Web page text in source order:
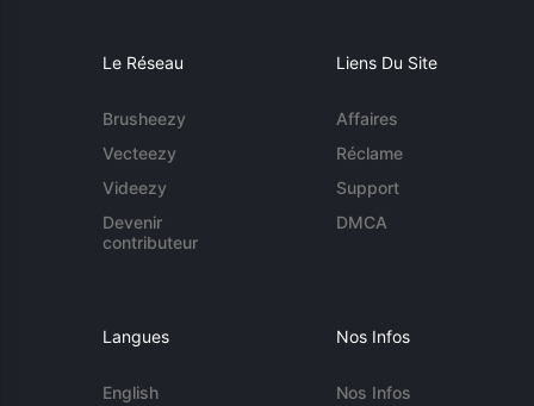
Le Réseau
Brusheezy
Vecteezy
Videezy
Devenir
contributeur
Liens Du Site
Affaires
Réclame
Support
DMCA
Langues
English
Nos Infos
Nos Infos